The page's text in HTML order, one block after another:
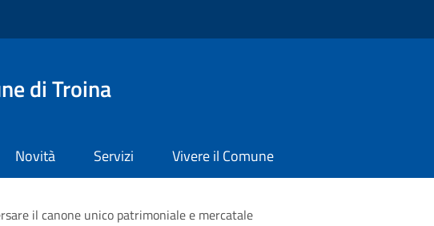
di Troina
Novità Servizi Vivere il Comune
pane
il canone unico patrimoniale e mercatale